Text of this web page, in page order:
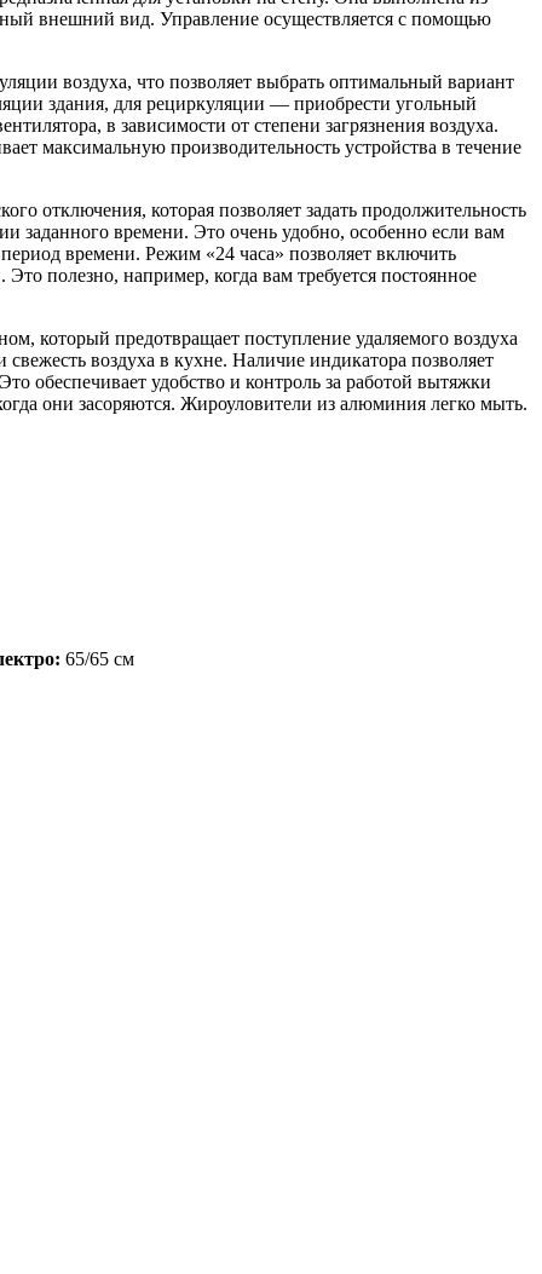
внешний вид. Управление осуществляется с помощью
воздуха, что позволяет выбрать оптимальный вариант
здания, для рециркуляции — приобрести угольный
в зависимости от степени загрязнения воздуха.
максимальную производительность устройства в течение
отключения, которая позволяет задать продолжительность
заданного времени. Это очень удобно, особенно если вам
времени. Режим «24 часа» позволяет включить
полезно, например, когда вам требуется постоянное
который предотвращает поступление удаляемого воздуха
воздуха в кухне. Наличие индикатора позволяет
обеспечивает удобство и контроль за работой вытяжки
они засоряются. Жироуловители из алюминия легко мыть.
65/65 см